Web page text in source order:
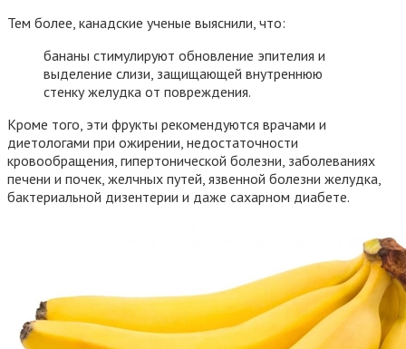
Тем более, канадские ученые выяснили, что:
бананы стимулируют обновление эпителия и
выделение слизи, защищающей внутреннюю
стенку желудка от повреждения.
Кроме того, эти фрукты рекомендуются врачами и
диетологами при ожирении, недостаточности
кровообращения, гипертонической болезни, заболеваниях
печени и почек, желчных путей, язвенной болезни желудка,
бактериальной дизентерии и даже сахарном диабете.